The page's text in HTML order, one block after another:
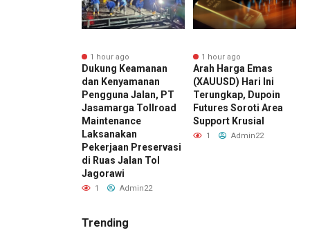
1 hour ago
Dukung Keamanan
dan Kenyamanan
Pengguna Jalan, PT
Jasamarga Tollroad
Maintenance
Laksanakan
Pekerjaan Preservasi
di Ruas Jalan Tol
Jagorawi
1 Admin22
1 hour ago
Arah Harga Emas
(XAUUSD) Hari Ini
Terungkap, Dupoin
Futures Soroti Area
Support Krusial
1 Admin22
Trending